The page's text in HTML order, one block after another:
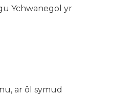
Ychwanegol yr
ar ôl symud